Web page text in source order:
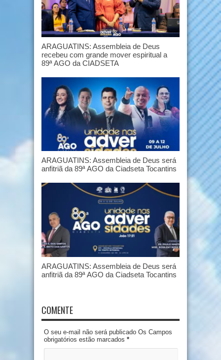
ARAGUATINS: Assembleia de Deus
recebeu com grande mover espiritual a
89ª AGO da CIADSETA
ARAGUATINS: Assembleia de Deus será
anfitriã da 89ª AGO da Ciadseta Tocantins
ARAGUATINS: Assembleia de Deus será
anfitriã da 89ª AGO da Ciadseta Tocantins
COMENTE
O seu e-mail não será publicado Os Campos
obrigatórios estão marcados *